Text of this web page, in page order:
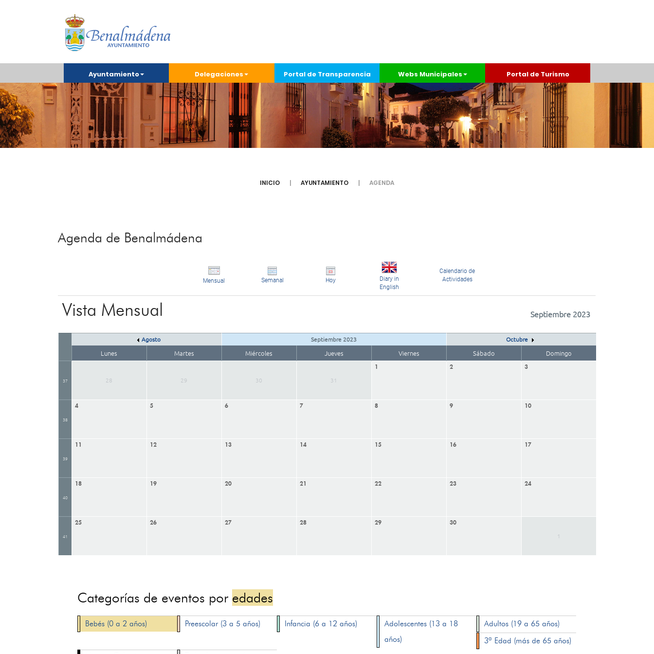
Ayuntamiento Delegaciones Portal de Transparencia Webs Municipales Portal de Turismo
INICIO AYUNTAMIENTO AGENDA
Agenda de Benalmádena
Mensual Semanal Hoy
Diary in
English
Calendario de
Actividades
Vista Mensual Septiembre 2023
Agosto Septiembre 2023 Octubre
Lunes Martes Miércoles Jueves Viernes Sábado Domingo
37 28 29 30 31
1 2 3
38
4 5 6 7 8 9 10
39
11 12 13 14 15 16 17
40
18 19 20 21 22 23 24
41
25 26 27 28 29 30
1
Categorías de eventos por edades
Bebés (0 a 2 años) Preescolar (3 a 5 años) Infancia (6 a 12 años)
Adolescentes (13 a 18
años)
Adultos (19 a 65 años)
3ª Edad (más de 65 años)